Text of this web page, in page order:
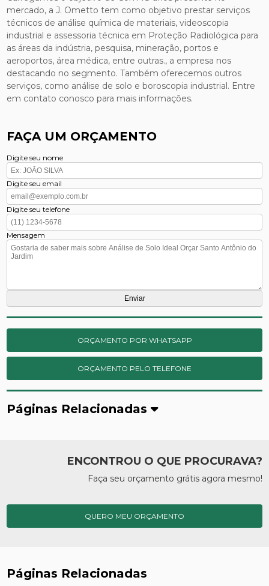
mercado, a J. Ometto tem como objetivo prestar serviços
técnicos de análise química de materiais, videoscopia
industrial e assessoria técnica em Proteção Radiológica para
as áreas da indústria, pesquisa, mineração, portos e
aeroportos, área médica, entre outras., a empresa nos
destacando no segmento. Também oferecemos outros
serviços, como análise de solo e boroscopia industrial. Entre
em contato conosco para mais informações.
FAÇA UM ORÇAMENTO
Digite seu nome
Digite seu email
Digite seu telefone
Mensagem
ORÇAMENTO POR WHATSAPP
ORÇAMENTO PELO TELEFONE
Páginas Relacionadas
ENCONTROU O QUE PROCURAVA?
Faça seu orçamento grátis agora mesmo!
QUERO MEU ORÇAMENTO
Páginas Relacionadas